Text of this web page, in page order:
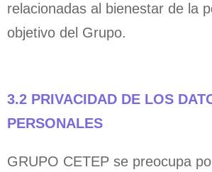
relacionadas al bienestar de la
objetivo del Grupo.
3.2 PRIVACIDAD DE LOS
PERSONALES
GRUPO CETEP se preocupa